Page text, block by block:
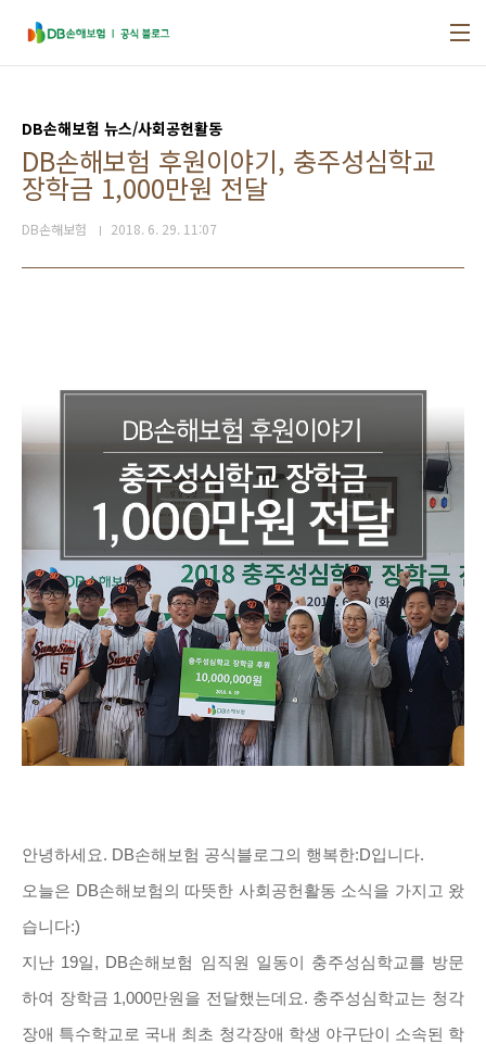
DB손해보험 뉴스/사회공헌활동
DB손해보험 후원이야기, 충주성심학교
장학금 1,000만원 전달
DB손해보험 2018. 6. 29. 11:07
안녕하세요. DB손해보험 공식블로그의 행복한:D입니다.
오늘은 DB손해보험의 따뜻한 사회공헌활동 소식을 가지고 왔
습니다:)
지난 19일, DB손해보험 임직원 일동이 충주성심학교를 방문
하여 장학금 1,000만원을 전달했는데요. 충주성심학교는 청각
장애 특수학교로 국내 최초 청각장애 학생 야구단이 소속된 학